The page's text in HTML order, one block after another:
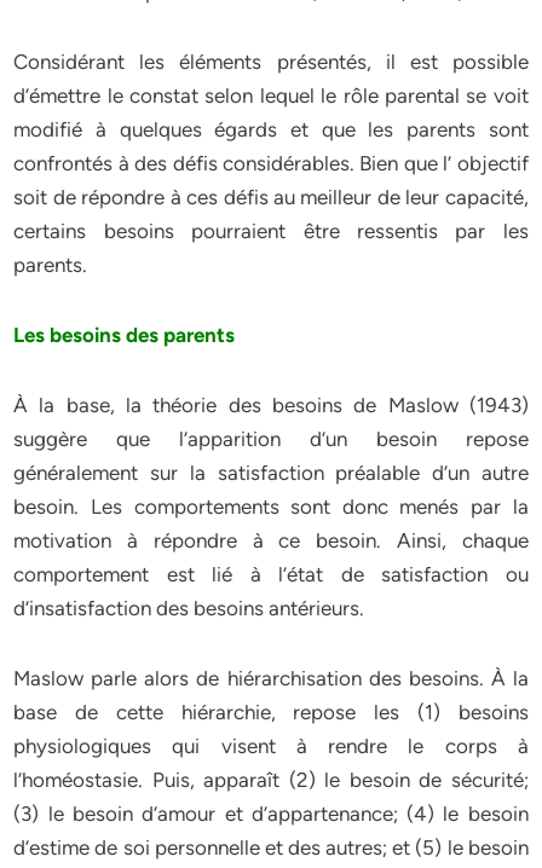
Considérant les éléments présentés, il est possible
d’émettre le constat selon lequel le rôle parental se voit
modifié à quelques égards et que les parents sont
confrontés à des défis considérables. Bien que l’ objectif
soit de répondre à ces défis au meilleur de leur capacité,
certains besoins pourraient être ressentis par les
parents.
Les besoins des parents
À la base, la théorie des besoins de Maslow (1943)
suggère que l’apparition d’un besoin repose
généralement sur la satisfaction préalable d’un autre
besoin. Les comportements sont donc menés par la
motivation à répondre à ce besoin. Ainsi, chaque
comportement est lié à l’état de satisfaction ou
d’insatisfaction des besoins antérieurs.
Maslow parle alors de hiérarchisation des besoins. À la
base de cette hiérarchie, repose les (1) besoins
physiologiques qui visent à rendre le corps à
l’homéostasie. Puis, apparaît (2) le besoin de sécurité;
(3) le besoin d’amour et d’appartenance; (4) le besoin
d’estime de soi personnelle et des autres; et (5) le besoin